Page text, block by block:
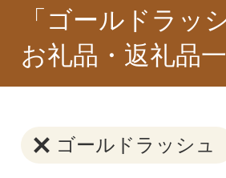
「ゴールドラッ
お礼品・返礼品
ゴールドラッシュ